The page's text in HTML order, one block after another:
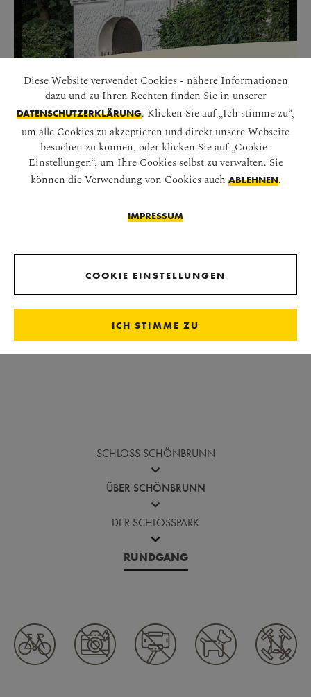
SCHÖNER BRUNNEN
Eine der anmutigsten Figuren des Schönbrunner
Schlossparks
SCHLOSS SCHÖNBRUNN
ÜBER SCHÖNBRUNN
DER SCHLOSSPARK
RUNDGANG
Diese Website verwendet Cookies - nähere Informationen
dazu und zu Ihren Rechten finden Sie in unserer
DATENSCHUTZERKLÄRUNG. Klicken Sie auf „Ich stimme zu“,
um alle Cookies zu akzeptieren und direkt unsere Webseite
besuchen zu können, oder klicken Sie auf „Cookie-
Einstellungen“, um Ihre Cookies selbst zu verwalten. Sie
können die Verwendung von Cookies auch ABLEHNEN.
IMPRESSUM
COOKIE EINSTELLUNGEN
ICH STIMME ZU